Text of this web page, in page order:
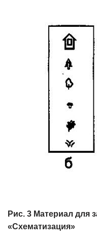
Рис. 3 Материал для
«Схематизация»